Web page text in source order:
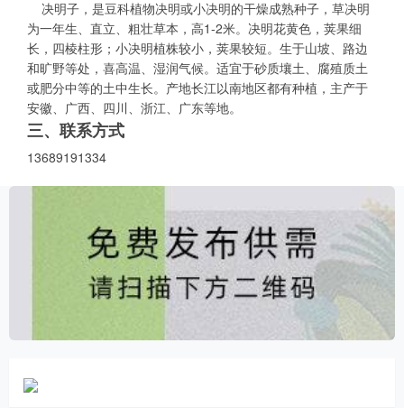
决明子，是豆科植物决明或小决明的干燥成熟种子，草决明
为一年生、直立、粗壮草本，高1-2米。决明花黄色，荚果细
长，四棱柱形；小决明植株较小，荚果较短。生于山坡、路边
和旷野等处，喜高温、湿润气候。适宜于砂质壤土、腐殖质土
或肥分中等的土中生长。产地长江以南地区都有种植，主产于
安徽、广西、四川、浙江、广东等地。
三、联系方式
13689191334